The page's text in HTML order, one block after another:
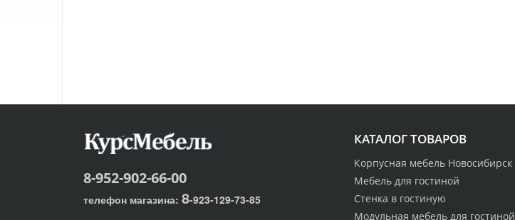
КАТАЛОГ ТОВАРОВ
Корпусная мебель Новосибирск
Мебель для гостиной
Стенка в гостиную
Модульная мебель для гостиной
8-952-902-66-00
телефон магазина: 8-923-129-73-85